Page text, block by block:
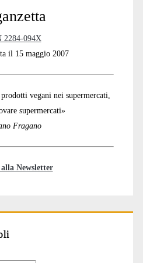
2284-094X
il 15 maggio 2007
vegani nei supermercati,
supermercati»
Fragano
Newsletter